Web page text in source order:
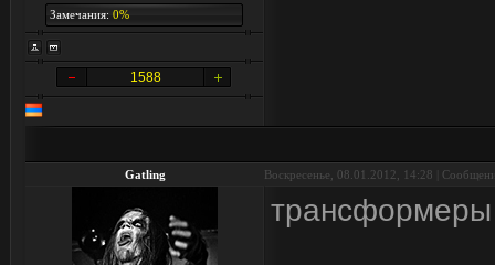
Замечания: 0%
1588
Gatling Воскресенье, 08.01.2012, 14:28 |